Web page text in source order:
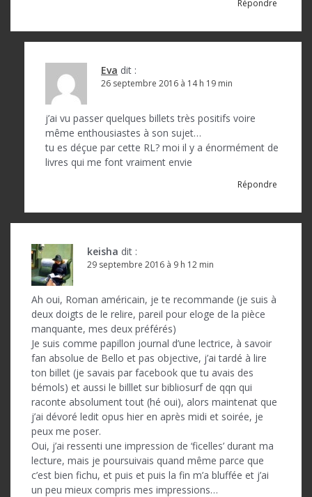
Répondre
Eva dit :
26 septembre 2016 à 14 h 19 min
j’ai vu passer quelques billets très positifs voire
même enthousiastes à son sujet…
tu es déçue par cette RL? moi il y a énormément de
livres qui me font vraiment envie
Répondre
keisha dit :
29 septembre 2016 à 9 h 12 min
Ah oui, Roman américain, je te recommande (je suis à
deux doigts de le relire, pareil pour eloge de la pièce
manquante, mes deux préférés)
Je suis comme papillon journal d’une lectrice, à savoir
fan absolue de Bello et pas objective, j’ai tardé à lire
ton billet (je savais par facebook que tu avais des
bémols) et aussi le billlet sur bibliosurf de qqn qui
raconte absolument tout (hé oui), alors maintenat que
j’ai dévoré ledit opus hier en après midi et soirée, je
peux me poser.
Oui, j’ai ressenti une impression de ‘ficelles’ durant ma
lecture, mais je poursuivais quand même parce que
c’est bien fichu, et puis et puis la fin m’a bluffée et j’ai
un peu mieux compris mes impressions…